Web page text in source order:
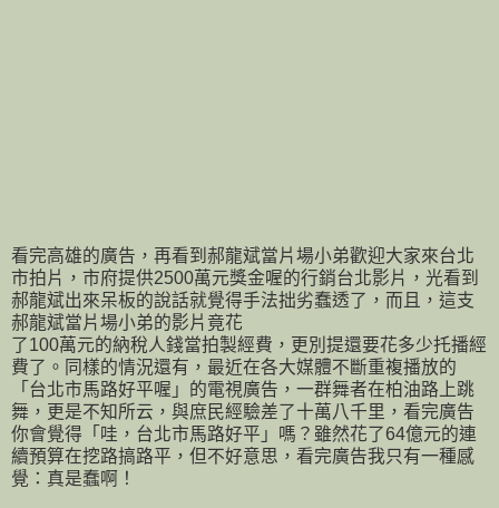
看完高雄的廣告，再看到郝龍斌當片場小弟歡迎大家來台北
市拍片，市府提供2500萬元獎金喔的行銷台北影片，光看到
郝龍斌出來呆板的說話就覺得手法拙劣蠢透了，而且，這支
郝龍斌當片場小弟的影片竟花
了100萬元的納稅人錢當拍製經費，更別提還要花多少托播經
費了。同樣的情況還有，最近在各大媒體不斷重複播放的
「台北市馬路好平喔」的電視廣告，一群舞者在柏油路上跳
舞，更是不知所云，與庶民經驗差了十萬八千里，看完廣告
你會覺得「哇，台北市馬路好平」嗎？雖然花了64億元的連
續預算在挖路搞路平，但不好意思，看完廣告我只有一種感
覺：真是蠢啊！